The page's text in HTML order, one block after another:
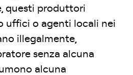
questi produttori
uffici o agenti locali nei
illegalmente,
senza alcuna
alcuna